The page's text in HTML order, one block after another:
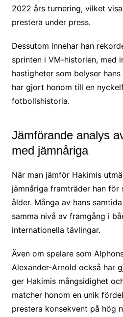
2022 års turnering, vilket
prestera under press.
Dessutom innehar han
sprinten i VM-historien, med
hastigheter som belyser
har gjort honom till en
fotbollshistoria.
Jämförande analys
med jämnåriga
När man jämför Hakimis
jämnåriga framträder han för
ålder. Många av hans
samma nivå av framgång i
internationella tävlingar.
Även om spelare som
Alexander-Arnold också har
ger Hakimis mångsidighet
matcher honom en unik
prestera konsekvent på hög